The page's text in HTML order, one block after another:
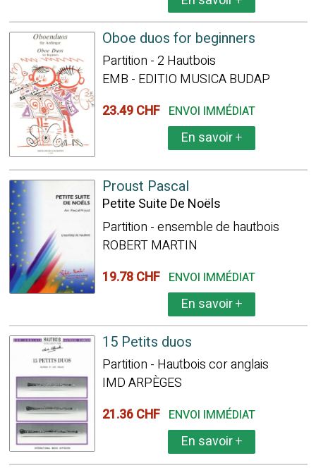
Oboe duos for beginners
Partition - 2 Hautbois
EMB - EDITIO MUSICA BUDAP
23.49 CHF ENVOI IMMÉDIAT
En savoir+
Proust Pascal
Petite Suite De Noëls
Partition - ensemble de hautbois
ROBERT MARTIN
19.78 CHF ENVOI IMMÉDIAT
En savoir+
15 Petits duos
Partition - Hautbois cor anglais
IMD ARPÈGES
21.36 CHF ENVOI IMMÉDIAT
En savoir+